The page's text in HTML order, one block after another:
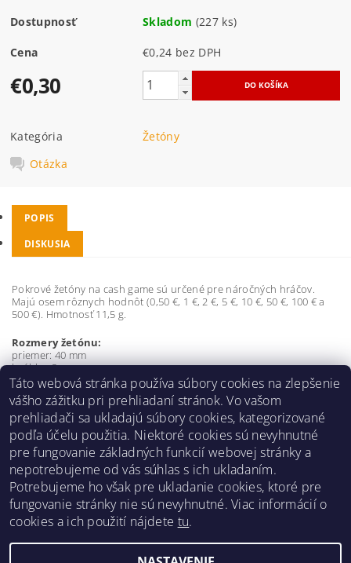
Dostupnosť Skladom (227 ks)
Cena €0,24 bez DPH
€0,30
Kategória
Žetóny
Otázka
POPIS
DISKUSIA
Pokrové žetóny na cash game sú určené pre náročných hráčov.
Majú osem rôznych hodnôt (0,50 €, 1 €, 2 €, 5 €, 10 €, 50 €, 100 € a
500 €). Hmotnosť 11,5 g.
Rozmery žetónu:
priemer: 40 mm
hrúbka: 3 mm
Buďte prvý, kto napíše príspevok k tejto položke.
Pridať komentár
Obchodné podmienky | Reklamačný poriadok
Zásady ochrany osobných údajov | Prepravný poriadok
Táto webová stránka používa súbory cookies na zlepšenie
vášho zážitku pri prehliadaní stránok. Vo vašom
prehliadači sa ukladajú súbory cookies, kategorizované
podľa účelu použitia. Niektoré cookies sú nevyhnutné
pre fungovanie základných funkcií webovej stránky a
nepotrebujeme od vás súhlas s ich ukladaním.
Potrebujeme ho však pre ukladanie cookies, ktoré pre
fungovanie stránky nie sú nevyhnutné. Viac informácií o
cookies a ich použití nájdete tu.